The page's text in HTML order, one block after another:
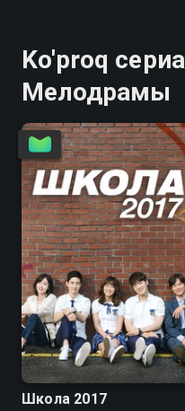
Ko'proq
Мелодрамы
7.7 7.5
Школа 2017